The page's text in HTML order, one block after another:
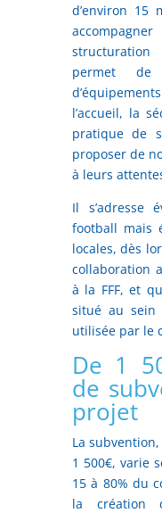
d’environ 15
permet de
l’accueil, la
pratique de
proposer de
à leurs
Il s’adresse
football mais
locales, dès
collaboration
à la FFF, et
situé au sein
utilisée par le
De 1
de
projet
La
1 500€, varie
15 à 80% du
la création